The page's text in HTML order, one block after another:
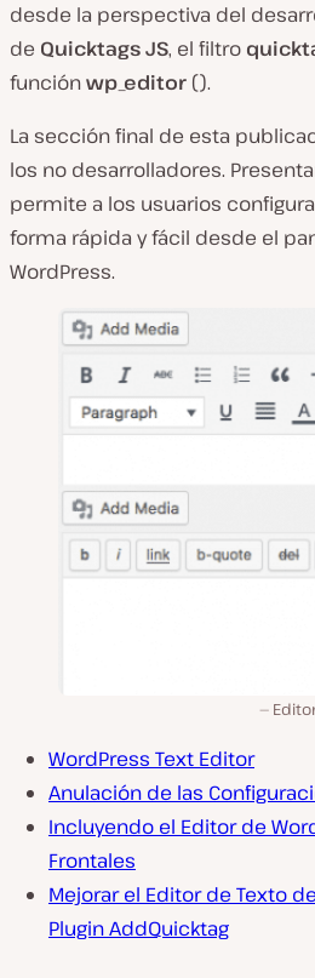
desde la perspectiva del
de Quicktags JS, el filtro
funciónwp_editor ().
La sección final de esta
los no desarrolladores.
permite a los usuarios
forma rápida y fácil desde el
WordPress.
WordPress Text Editor
Anulación de las
Incluyendo el Editor de
Frontales
Mejorar el Editor de Texto
Plugin AddQuicktag